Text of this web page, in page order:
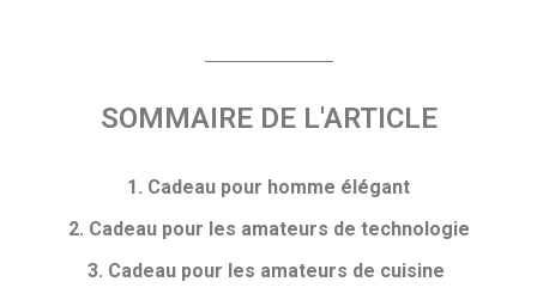
SOMMAIRE DE L'ARTICLE
1. Cadeau pour homme élégant
2. Cadeau pour les amateurs de technologie
3. Cadeau pour les amateurs de cuisine